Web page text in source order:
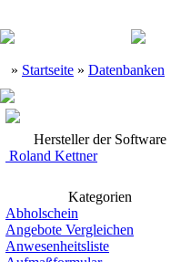
» Startseite » Datenbanken
Hersteller der Software
Roland Kettner
Kategorien
Abholschein
Angebote Vergleichen
Anwesenheitsliste